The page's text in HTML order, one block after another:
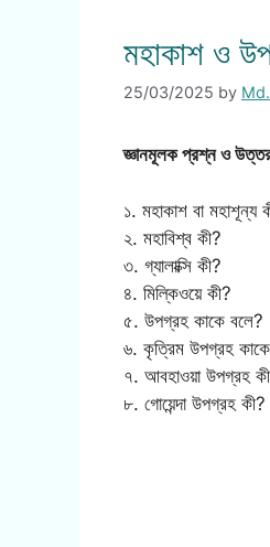
মহাকাশ ও
25/03/2025 by
জ্ঞানমূলক প্রশ্ন ও
১. মহাকাশ বা মহাশূন্য
২. মহাবিশ্ব কী?
৩. গ্যালাক্সি কী?
৪. মিল্কিওয়ে কী?
৫. উপগ্রহ কাকে বলে?
৬. কৃত্রিম উপগ্রহ
৭. আবহাওয়া উপগ্রহ
৮. গোয়েন্দা উপগ্রহ কী?